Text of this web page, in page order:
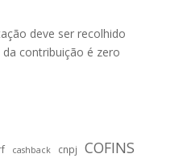
deve ser recolhido
contribuição é zero
cashback cnpj COFINS